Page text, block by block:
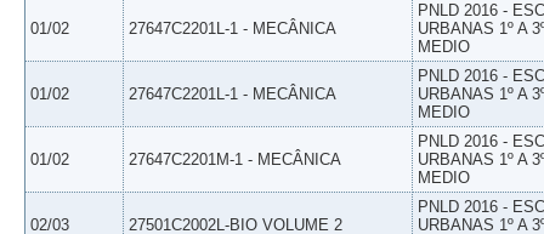
01/02 27647C2201L-1 - MECÂNICA
PNLD 2016 -
URBANAS 1º A
MEDIO
01/02 27647C2201L-1 - MECÂNICA
PNLD 2016 -
URBANAS 1º A
MEDIO
01/02 27647C2201M-1 - MECÂNICA
PNLD 2016 -
URBANAS 1º A
MEDIO
02/03 27501C2002L-BIO VOLUME 2
PNLD 2016 -
URBANAS 1º A